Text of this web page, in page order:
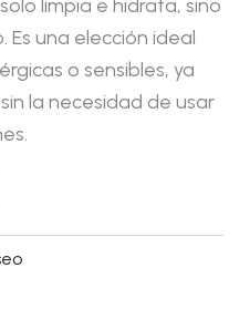
limpia e hidrata, sino
una elección ideal
o sensibles, ya
la necesidad de usar